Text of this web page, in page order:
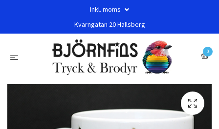
Inkl. moms
Kvarngatan 20 Hallsberg
0